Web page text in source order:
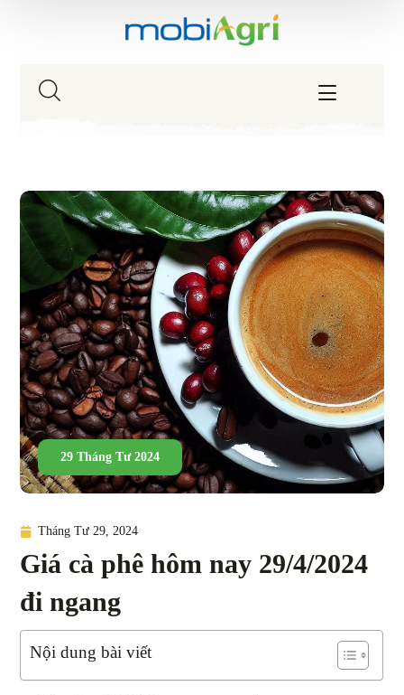
29 Tháng Tư 2024
Tháng Tư 29, 2024
Giá cà phê hôm nay 29/4/2024
đi ngang
Nội dung bài viết